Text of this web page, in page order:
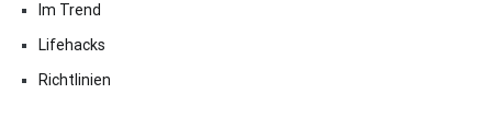
Im Trend
Lifehacks
Richtlinien